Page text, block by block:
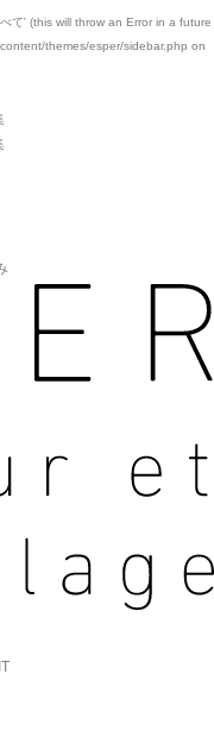
て' (this will throw an Error in a future
themes/esper/sidebar.php on